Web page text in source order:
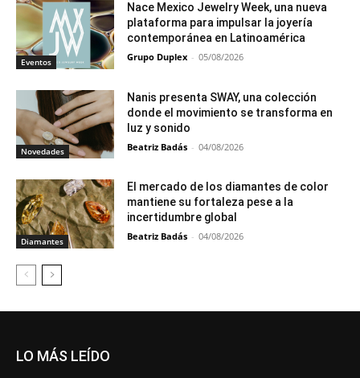
Eventos
Nace Mexico Jewelry Week, una nueva
plataforma para impulsar la joyería
contemporánea en Latinoamérica
Grupo Duplex - 05/08/2026
Novedades
Nanis presenta SWAY, una colección
donde el movimiento se transforma en
luz y sonido
Beatriz Badás - 04/08/2026
Diamantes
El mercado de los diamantes de color
mantiene su fortaleza pese a la
incertidumbre global
Beatriz Badás - 04/08/2026
LO MÁS LEÍDO